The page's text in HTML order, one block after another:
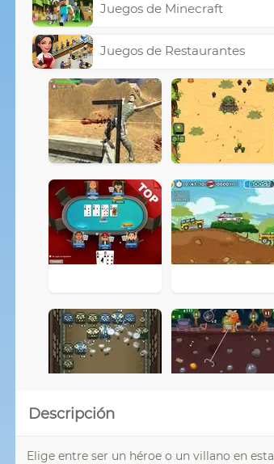
Juegos de Minecraft
Juegos de Restaurantes
Descripción
Elige entre ser un héroe o un villano en esta